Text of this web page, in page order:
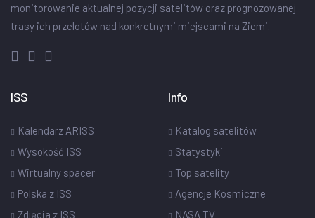
monitorowanie aktualnej pozycji satelitów oraz prognozowanej
trasy ich przelotów nad konkretnymi miejscami na Ziemi.
ISS
Kalendarz ARISS
Wysokość ISS
Wirtualny spacer
Polska z ISS
Zdjęcia z ISS
Info
Katalog satelitów
Statystyki
Top satelity
Agencje Kosmiczne
NASA TV